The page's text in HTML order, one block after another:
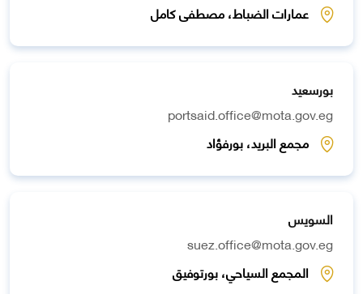
عمارات الضباط، مصطفى كامل
بورسعيد
portsaid.office@mota.gov.eg
مجمع البريد، بورفؤاد
السويس
suez.office@mota.gov.eg
المجمع السياحي، بورتوفيق